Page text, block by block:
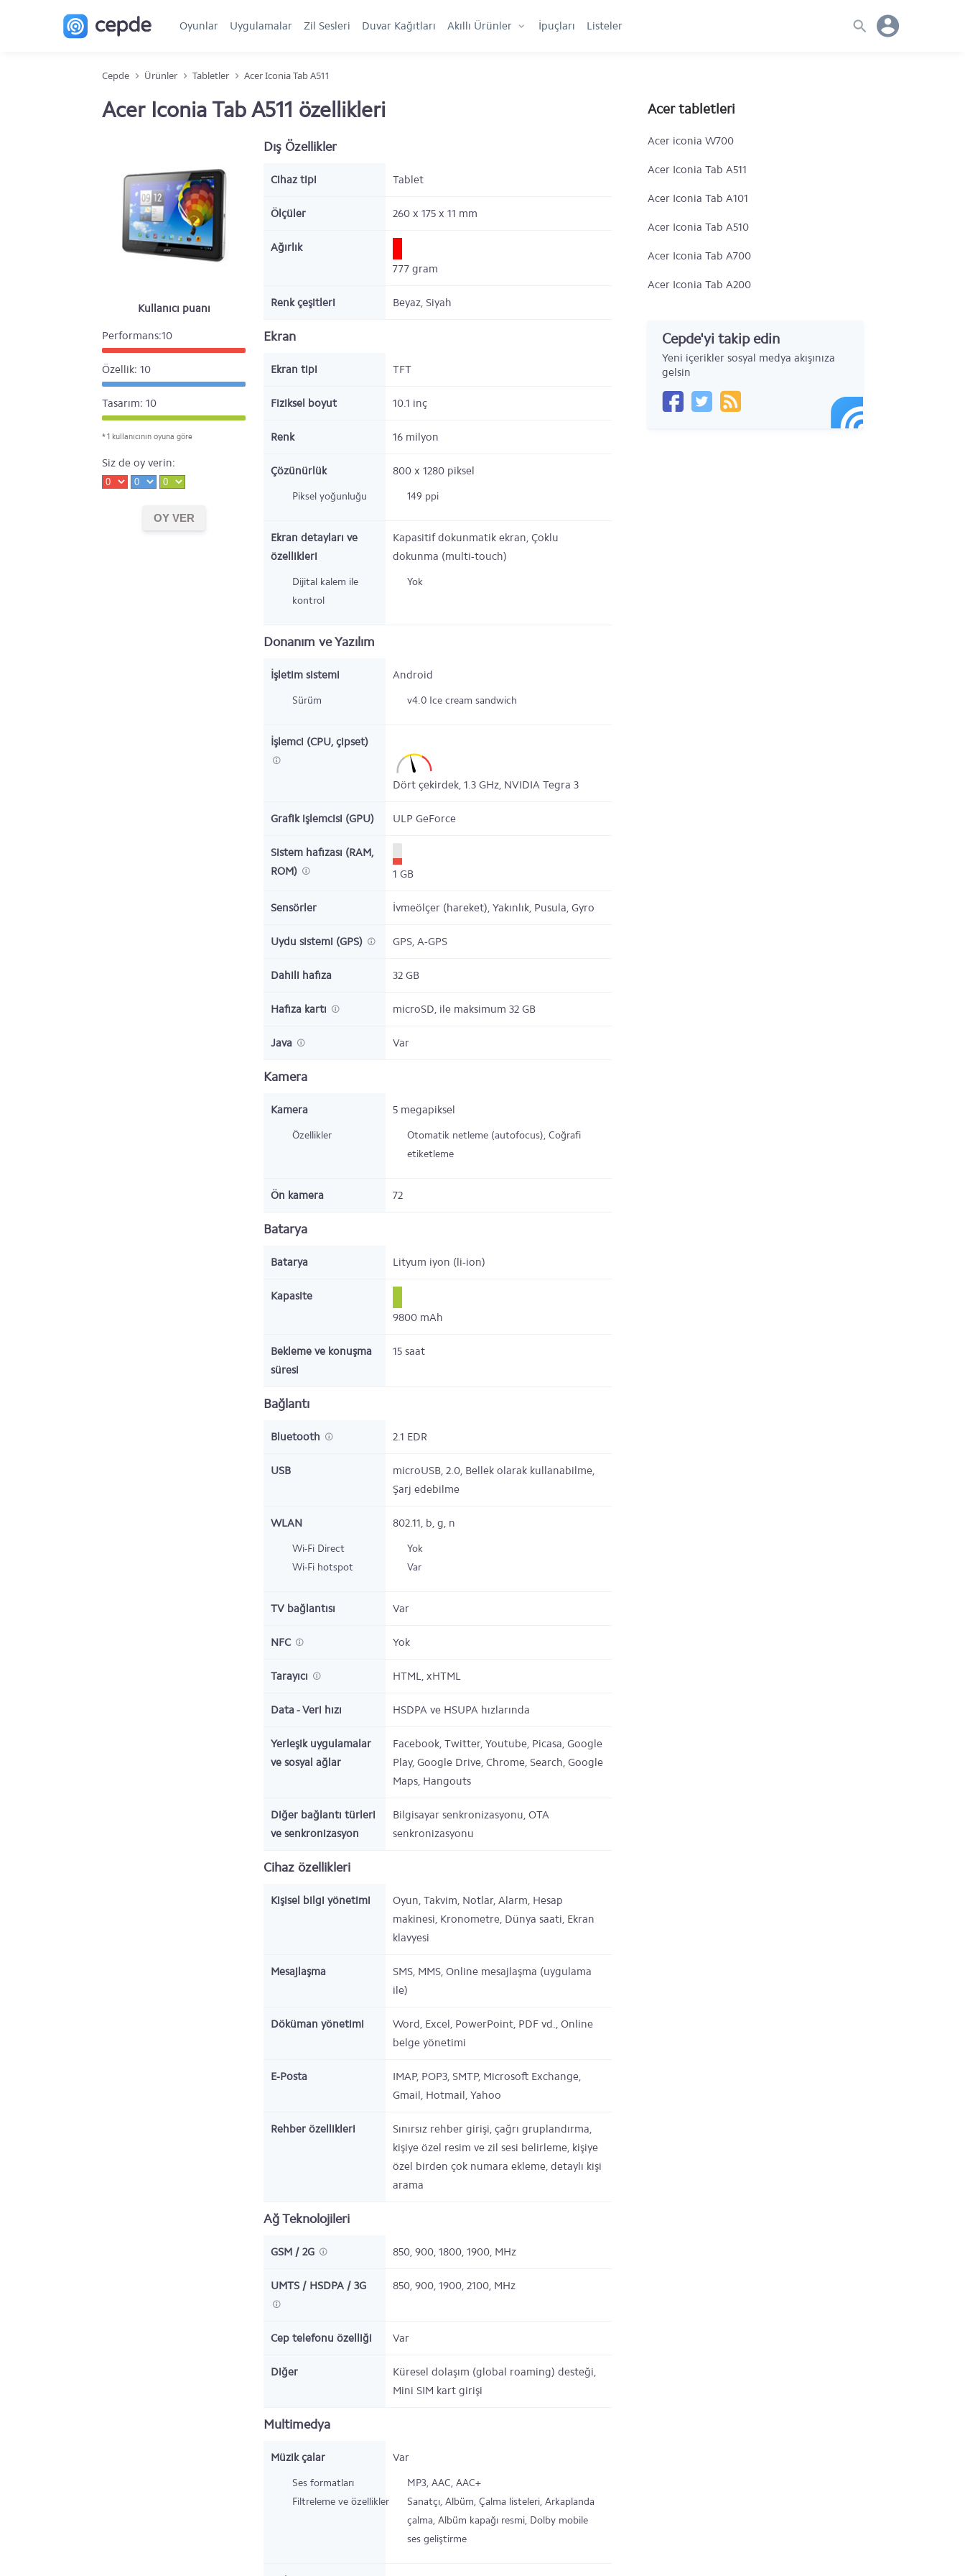
Oyunlar Uygulamalar Zil Sesleri Duvar Kağıtları Akıllı Ürünler İpuçları Listeler
Cepde Ürünler Tabletler Acer Iconia Tab A511
Acer Iconia Tab A511 özellikleri
Kullanıcı puanı
Performans:10
Özellik: 10
Tasarım: 10
* 1 kullanıcının oyuna göre
Siz de oy verin:
Dış Özellikler
Cihaz tipi Tablet
Ölçüler 260 x 175 x 11 mm
Ağırlık
777 gram
Renk çeşitleri Beyaz, Siyah
Ekran
Ekran tipi TFT
Fiziksel boyut 10.1 inç
Renk 16 milyon
Çözünürlük 800 x 1280 piksel
Piksel yoğunluğu 149 ppi
Ekran detayları ve
özellikleri
Kapasitif dokunmatik ekran, Çoklu
dokunma (multi-touch)
Dijital kalem ile
kontrol
Yok
Donanım ve Yazılım
İşletim sistemi Android
Sürüm v4.0 Ice cream sandwich
İşlemci (CPU, çipset)
Dört çekirdek, 1.3 GHz, NVIDIA Tegra 3
Grafik işlemcisi (GPU) ULP GeForce
Sistem hafızası (RAM,
ROM)
1 GB
Sensörler İvmeölçer (hareket), Yakınlık, Pusula, Gyro
Uydu sistemi (GPS) GPS, A-GPS
Dahili hafıza 32 GB
Hafıza kartı microSD, ile maksimum 32 GB
Java Var
Kamera
Kamera 5 megapiksel
Özellikler
Otomatik netleme (autofocus), Coğrafi
etiketleme
Ön kamera 72
Batarya
Batarya Lityum iyon (li-ion)
Kapasite
9800 mAh
Bekleme ve konuşma
süresi
15 saat
Bağlantı
Bluetooth 2.1 EDR
USB
microUSB, 2.0, Bellek olarak kullanabilme,
Şarj edebilme
WLAN 802.11, b, g, n
Wi-Fi Direct
Yok
Wi-Fi hotspot
Var
TV bağlantısı Var
NFC Yok
Tarayıcı HTML, xHTML
Data - Veri hızı HSDPA ve HSUPA hızlarında
Yerleşik uygulamalar
ve sosyal ağlar
Facebook, Twitter, Youtube, Picasa, Google
Play, Google Drive, Chrome, Search, Google
Maps, Hangouts
Diğer bağlantı türleri
ve senkronizasyon
Bilgisayar senkronizasyonu, OTA
senkronizasyonu
Cihaz özellikleri
Kişisel bilgi yönetimi
Oyun, Takvim, Notlar, Alarm, Hesap
makinesi, Kronometre, Dünya saati, Ekran
klavyesi
Mesajlaşma
SMS, MMS, Online mesajlaşma (uygulama
ile)
Döküman yönetimi
Word, Excel, PowerPoint, PDF vd., Online
belge yönetimi
E-Posta
IMAP, POP3, SMTP, Microsoft Exchange,
Gmail, Hotmail, Yahoo
Rehber özellikleri
Sınırsız rehber girişi, çağrı gruplandırma,
kişiye özel resim ve zil sesi belirleme, kişiye
özel birden çok numara ekleme, detaylı kişi
arama
Ağ Teknolojileri
GSM / 2G 850, 900, 1800, 1900, MHz
UMTS / HSDPA / 3G 850, 900, 1900, 2100, MHz
Cep telefonu özelliği Var
Diğer
Küresel dolaşım (global roaming) desteği,
Mini SIM kart girişi
Multimedya
Müzik çalar Var
Ses formatları
MP3, AAC, AAC+
Filtreleme ve özellikler
Sanatçı, Albüm, Çalma listeleri, Arkaplanda
çalma, Albüm kapağı resmi, Dolby mobile
ses geliştirme
Acer tabletleri
Acer iconia W700
Acer Iconia Tab A511
Acer Iconia Tab A101
Acer Iconia Tab A510
Acer Iconia Tab A700
Acer Iconia Tab A200
Acer Iconia Tab A500
Acer Iconia Tab A501
Cepde'yi takip edin
Yeni içerikler sosyal medya akışınıza
gelsin